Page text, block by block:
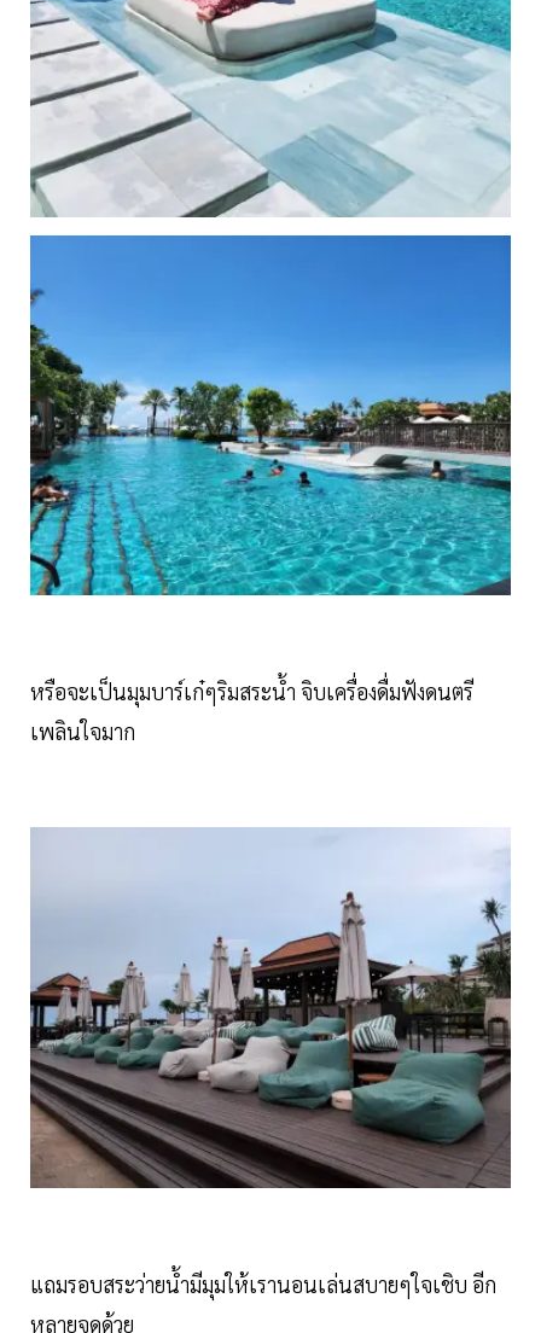
หรือจะเป็นมุมบาร์เก๋ๆริมสระน้ำ จิบเครื่องดื่มฟังดนตรี
เพลินใจมาก
แถมรอบสระว่ายน้ำมีมุมให้เรานอนเล่นสบายๆใจเชิบ อีก
หลายจุดด้วย